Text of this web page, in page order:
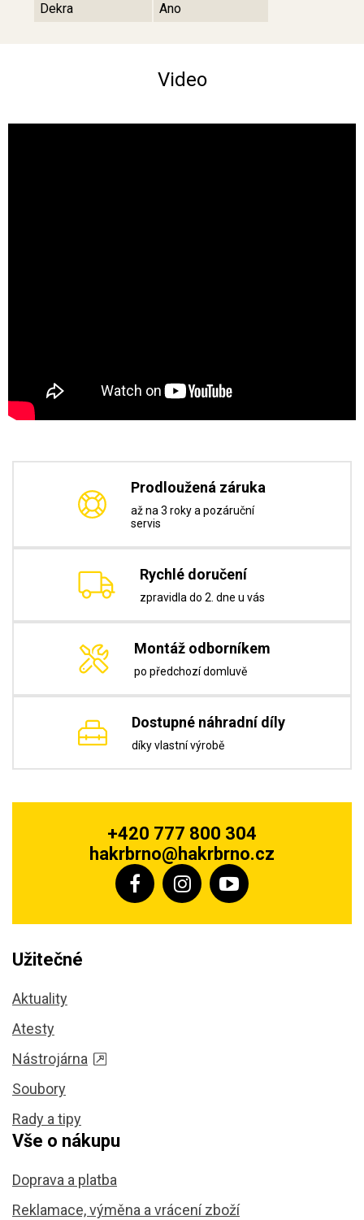
Dekra Ano
Video
Prodloužená záruka
až na 3 roky a pozáruční
servis
Rychlé doručení
zpravidla do 2. dne u vás
Montáž odborníkem
po předchozí domluvě
Dostupné náhradní díly
díky vlastní výrobě
+420 777 800 304
hakrbrno@hakrbrno.cz
Užitečné
Aktuality
Atesty
Nástrojárna
Soubory
Rady a tipy
Vše o nákupu
Doprava a platba
Reklamace, výměna a vrácení zboží